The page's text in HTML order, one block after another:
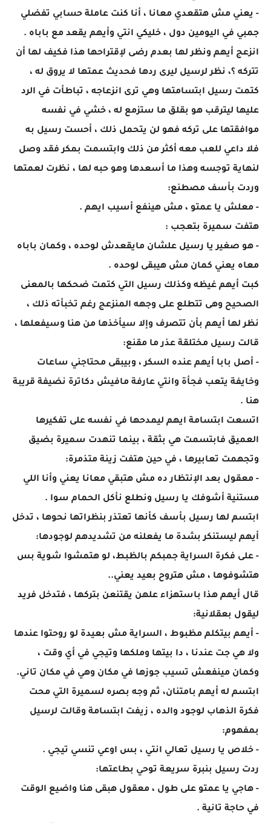
- يعني مش هتقعدي معانا ، أنا كنت عاملة حسابي تفضلي
جمبي في اليومين دول ، خليكي انتي وأيهم يقعد مع باباه .
انزعج أيهم ونظر لها بعدم رضى لإقتراحها هذا فكيف لها أن
تتركه ؟، نظر لرسيل ليرى ردها فحديث عمتها لا يروق له ،
كتمت رسيل ابتسامتها وهي ترى انزعاجه ، تباطأت في الرد
عليها ليترقب هو بقلق ما ستزمع له ، خشي في نفسه
موافقتها على تركه فهو لن يتحمل ذلك ، أحست رسيل به
فلا داعي للعب معه أكثر من ذلك وابتسمت بمكر فقد وصل
لنهاية توجسه وهذا ما أسعدها وهو حبه لها ، نظرت لعمتها
وردت بأسف مصطنع:
- معلش يا عمتو ، مش هينفع أسيب ايهم .
هتفت سميرة بتعجب :
- هو صغير يا رسيل علشان مايقعدش لوحده ، وكمان باباه
معاه يعني كمان مش هيبقى لوحده .
كبت أيهم غيظه وكذلك رسيل التي كتمت ضحكها بالمعنى
الصحيح وهى تتطلع على وجهه المنزعج رغم تخبأته ذلك ،
نظر لها أيهم بأن تتصرف وإلا سيأخذها من هنا وسيفعلها ،
قالت رسيل مختلقة عذر ما مقنع:
- أصل بابا أيهم عنده السكر ، وبيبقى محتاجني ساعات
وخايفة يتعب فجأة وانتي عارفة مافيش دكاترة نضيفة قريبة
هنا .
اتسعت ابتسامة ايهم ليمدحها في نفسه على تفكيرها
العميق فابتسمت هي بثقة ، بينما تنهدت سميرة بضيق
وتجهمت تعابيرها ، في حين هتفت زينة متذمرة:
- معقول بعد الإنتظار ده مش هتبقي معانا يعني وأنا اللي
مستنية أشوفك يا رسيل ونطلع نأكل الحمام سوا .
ابتسم لها رسيل بأسف كأنها تعتذر بنظراتها نحوها ، تدخل
أيهم ليستنكر بشدة ما يفعلنه من تشديدهم لوجودها:
- على فكرة السراية جمبكم بالظبط، لو هتمشوا شوية بس
هتشوفوها ، مش هتروح بعيد يعني..
قال أيهم هذا باستهزاء علهن يقتنعن بتركها ، فتدخل فريد
ليقول بعقلانية:
- أيهم بيتكلم مظبوط ، السراية مش بعيدة لو روحتوا عندها
ولا هي جت عندنا ، دا بيتها وملكها وتيجي في أي وقت ،
وكمان مينفعش تسيب جوزها في مكان وهي في مكان تاني.
ابتسم له أيهم بامتنان، ثم وجه بصره لسميرة التي محت
فكرة الذهاب لوجود والده ، زيفت ابتسامة وقالت لرسيل
بمفهوم:
- خلاص يا رسيل تعالي انتي ، بس اوعي تنسي تيجي .
ردت رسيل بنبرة سريعة توحي بطاعتها:
- هاجي يا عمتو على طول ، معقول هبقى هنا واضيع الوقت
في حاجة تانية .